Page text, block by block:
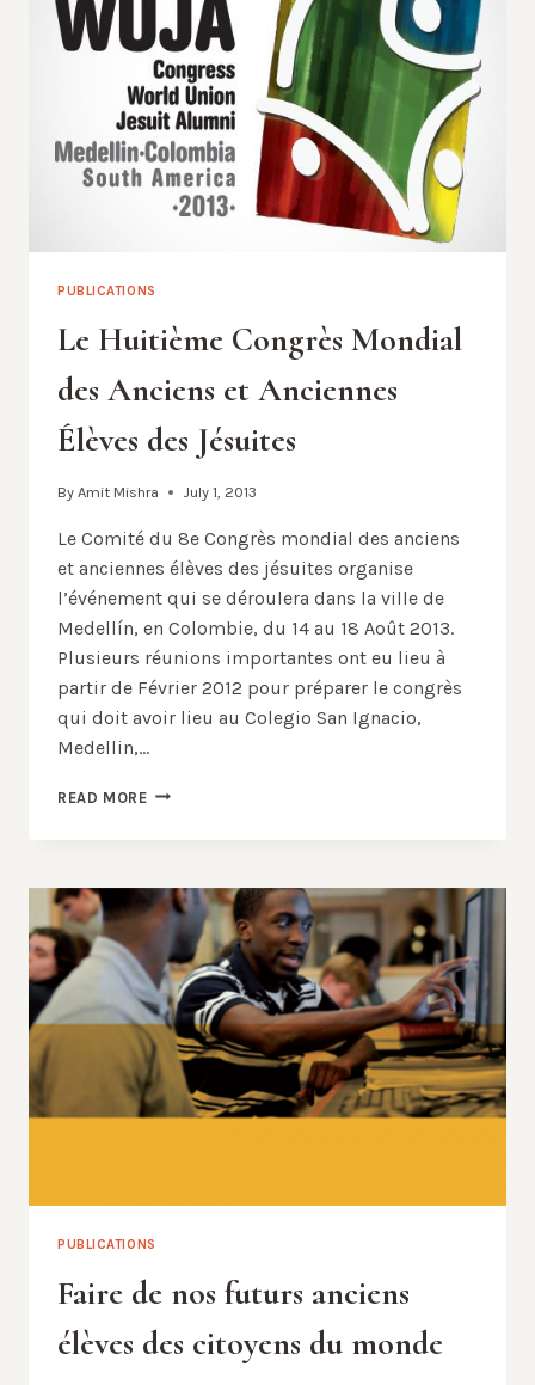
PUBLICATIONS
Le Huitième Congrès Mondial
des Anciens et Anciennes
Élèves des Jésuites
By Amit Mishra July 1, 2013
Le Comité du 8e Congrès mondial des anciens
et anciennes élèves des jésuites organise
l’événement qui se déroulera dans la ville de
Medellín, en Colombie, du 14 au 18 Août 2013.
Plusieurs réunions importantes ont eu lieu à
partir de Février 2012 pour préparer le congrès
qui doit avoir lieu au Colegio San Ignacio,
Medellin,…
READ MORELE
DES
ANCIENS
ANCIENNES
ÉLÈVES
DES
JÉSUITES
PUBLICATIONS
Faire de nos futurs anciens
élèves des citoyens du monde